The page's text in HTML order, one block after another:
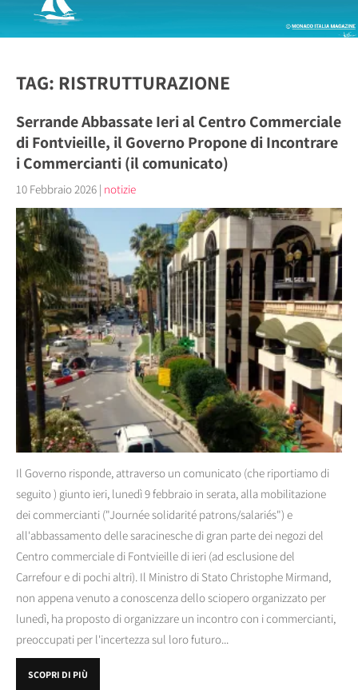
TAG: RISTRUTTURAZIONE
Serrande Abbassate Ieri al Centro Commerciale
di Fontvieille, il Governo Propone di Incontrare
i Commercianti (il comunicato)
10 Febbraio 2026 | notizie
Il Governo risponde, attraverso un comunicato (che riportiamo di
seguito ) giunto ieri, lunedì 9 febbraio in serata, alla mobilitazione
dei commercianti ("Journée solidarité patrons/salariés") e
all'abbassamento delle saracinesche di gran parte dei negozi del
Centro commerciale di Fontvieille di ieri (ad esclusione del
Carrefour e di pochi altri). Il Ministro di Stato Christophe Mirmand,
non appena venuto a conoscenza dello sciopero organizzato per
lunedì, ha proposto di organizzare un incontro con i commercianti,
preoccupati per l'incertezza sul loro futuro...
SCOPRI DI PIÙ